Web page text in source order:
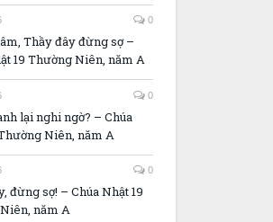
0
Thầy đây đừng sợ –
19 Thường Niên, năm A
0
lại nghi ngờ? – Chúa
Niên, năm A
0
đừng sợ! – Chúa Nhật 19
năm A